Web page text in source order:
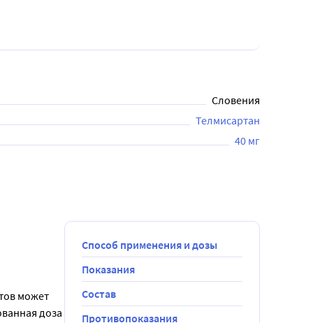
Словения
Телмисартан
40 мг
может
доза
Способ применения и дозы
Показания
Состав
Противопоказания